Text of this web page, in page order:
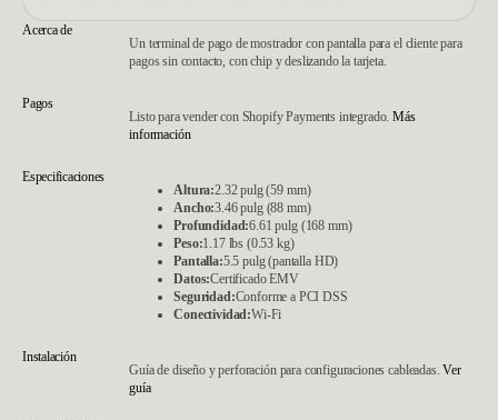
Acerca de
Un terminal de pago de mostrador con pantalla para el cliente para
pagos sin contacto, con chip y deslizando la tarjeta.
Pagos
Listo para vender con Shopify Payments integrado.Más
información
Especificaciones
Altura:2.32 pulg (59 mm)
Ancho:3.46 pulg (88 mm)
Profundidad:6.61 pulg (168 mm)
Peso:1.17 lbs (0.53 kg)
Pantalla:5.5 pulg (pantalla HD)
Datos:Certificado EMV
Seguridad:Conforme a PCI DSS
Conectividad:Wi-Fi
Instalación
Guía de diseño y perforación para configuraciones cableadas.Ver
guía